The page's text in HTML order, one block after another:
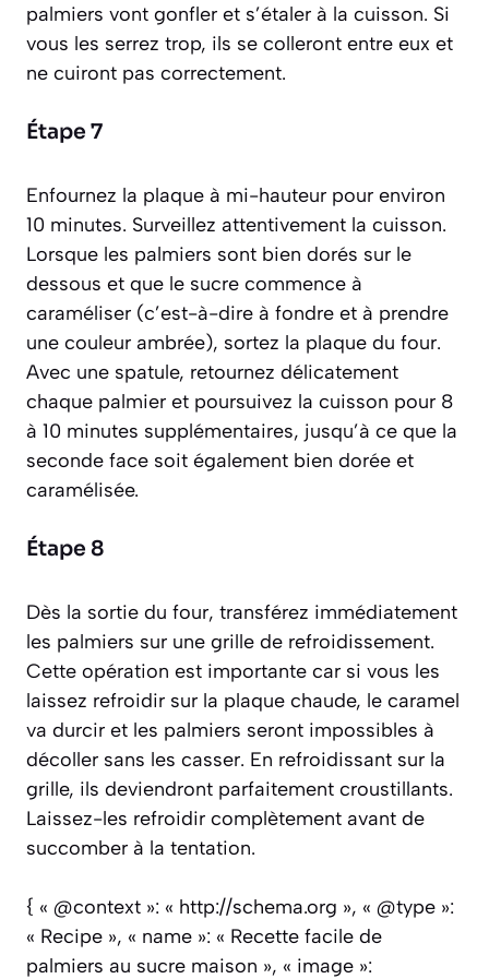
palmiers vont gonfler et s’étaler à la cuisson. Si
vous les serrez trop, ils se colleront entre eux et
ne cuiront pas correctement.
Étape 7
Enfournez la plaque à mi-hauteur pour environ
10 minutes. Surveillez attentivement la cuisson.
Lorsque les palmiers sont bien dorés sur le
dessous et que le sucre commence à
caraméliser (c’est-à-dire à fondre et à prendre
une couleur ambrée), sortez la plaque du four.
Avec une spatule, retournez délicatement
chaque palmier et poursuivez la cuisson pour 8
à 10 minutes supplémentaires, jusqu’à ce que la
seconde face soit également bien dorée et
caramélisée.
Étape 8
Dès la sortie du four, transférez immédiatement
les palmiers sur une grille de refroidissement.
Cette opération est importante car si vous les
laissez refroidir sur la plaque chaude, le caramel
va durcir et les palmiers seront impossibles à
décoller sans les casser. En refroidissant sur la
grille, ils deviendront parfaitement croustillants.
Laissez-les refroidir complètement avant de
succomber à la tentation.
{ « @context »: « http://schema.org », « @type »:
« Recipe », « name »: « Recette facile de
palmiers au sucre maison », « image »: